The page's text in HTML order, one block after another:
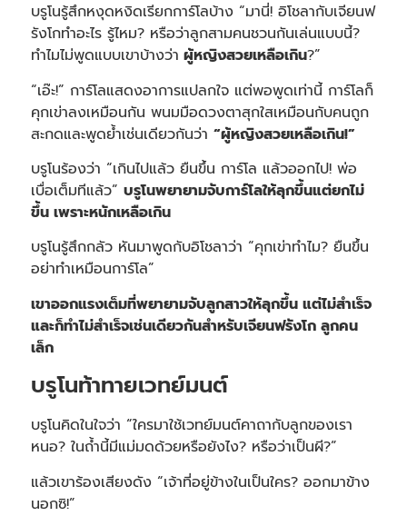
บรูโนรู้สึกหงุดหงิดเรียกการ์โลบ้าง “มานี่! อิโชลากับเจียนฟ
รังโกทำอะไร รู้ไหม? หรือว่าลูกสามคนชวนกันเล่นแบบนี้?
ทำไมไม่พูดแบบเขาบ้างว่า ผู้หญิงสวยเหลือเกิน?”
“เอ๊ะ!” การ์โลแสดงอาการแปลกใจ แต่พอพูดเท่านี้ การ์โลก็
คุกเข่าลงเหมือนกัน พนมมือดวงตาสุกใสเหมือนกับคนถูก
สะกดและพูดย้ำเช่นเดียวกันว่า “ผู้หญิงสวยเหลือเกิน!”
บรูโนร้องว่า “เกินไปแล้ว ยืนขึ้น การ์โล แล้วออกไป! พ่อ
เบื่อเต็มทีแล้ว” บรูโนพยายามจับการ์โลให้ลุกขึ้นแต่ยกไม่
ขึ้น เพราะหนักเหลือเกิน
บรูโนรู้สึกกลัว หันมาพูดกับอิโชลาว่า “คุกเข่าทำไม? ยืนขึ้น
อย่าทำเหมือนการ์โล”
เขาออกแรงเต็มที่พยายามจับลูกสาวให้ลุกขึ้น แต่ไม่สำเร็จ
และก็ทำไม่สำเร็จเช่นเดียวกันสำหรับเจียนฟรังโก ลูกคน
เล็ก
บรูโนท้าทายเวทย์มนต์
บรูโนคิดในใจว่า “ใครมาใช้เวทย์มนต์คาถากับลูกของเรา
หนอ? ในถ้ำนี้มีแม่มดด้วยหรือยังไง? หรือว่าเป็นผี?”
แล้วเขาร้องเสียงดัง “เจ้าที่อยู่ข้างในเป็นใคร? ออกมาข้าง
นอกซิ!”